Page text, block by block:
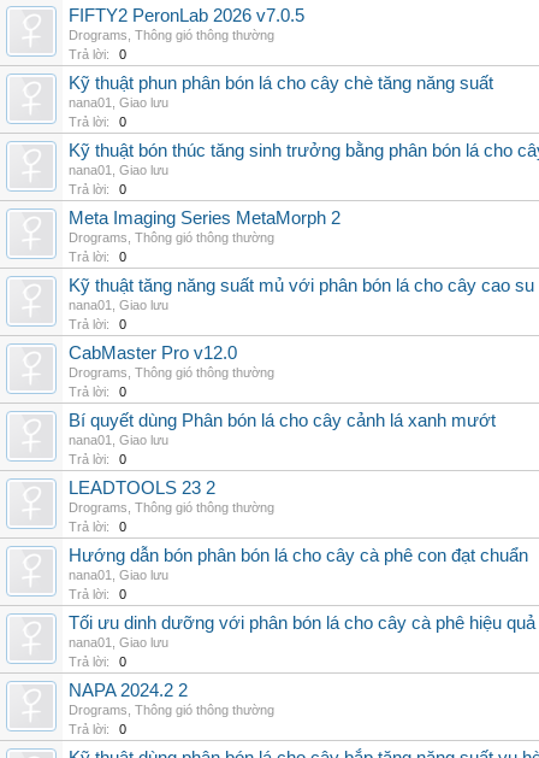
FIFTY2 PeronLab 2026 v7.0.5
Drograms Thông gió thông thường
Trả lời:
0
Kỹ thuật phun phân bón lá cho cây chè tăng năng suất
nana01
Giao lưu
Trả lời:
0
Kỹ thuật bón thúc tăng sinh trưởng bằng phân bón lá cho
nana01
Giao lưu
Trả lời:
0
Meta Imaging Series MetaMorph 2
Drograms Thông gió thông thường
Trả lời:
0
Kỹ thuật tăng năng suất mủ với phân bón lá cho cây cao su
nana01
Giao lưu
Trả lời:
0
CabMaster Pro v12.0
Drograms Thông gió thông thường
Trả lời:
0
Bí quyết dùng Phân bón lá cho cây cảnh lá xanh mướt
nana01
Giao lưu
Trả lời:
0
LEADTOOLS 23 2
Drograms Thông gió thông thường
Trả lời:
0
Hướng dẫn bón phân bón lá cho cây cà phê con đạt chuẩn
nana01
Giao lưu
Trả lời:
0
Tối ưu dinh dưỡng với phân bón lá cho cây cà phê hiệu quả
nana01
Giao lưu
Trả lời:
0
NAPA 2024.2 2
Drograms Thông gió thông thường
Trả lời:
0